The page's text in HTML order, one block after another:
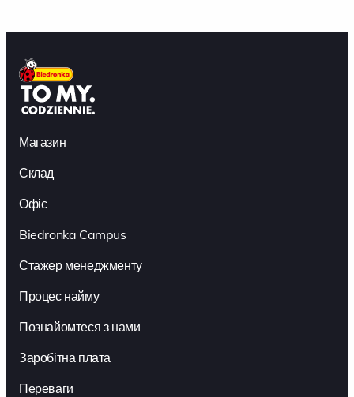
Магазин
Склад
Офіс
Biedronka Campus
Стажер менеджменту
Процес найму
Познайомтеся з нами
Заробітна плата
Переваги